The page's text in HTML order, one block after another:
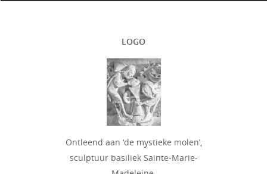
LOGO
Ontleend aan ‘de mystieke molen’,
sculptuur basiliek Sainte-Marie-